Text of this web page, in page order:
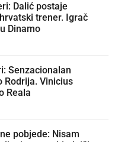
Dalić postaje
trener. Igrač
Dinamo
Senzacionalan
Rodrija. Vinicius
Reala
pobjede: Nisam